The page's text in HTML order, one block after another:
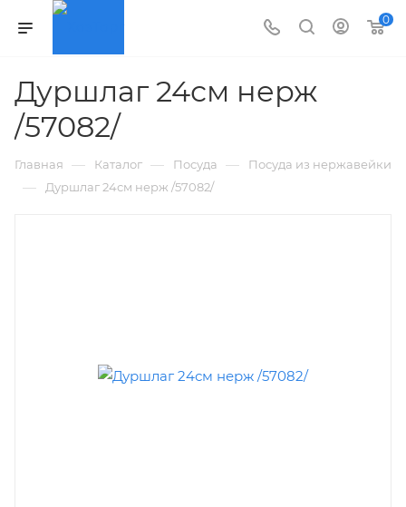
0
Дуршлаг 24см нерж
/57082/
Главная — Каталог — Посуда — Посуда из нержавейки
— Дуршлаг 24см нерж /57082/